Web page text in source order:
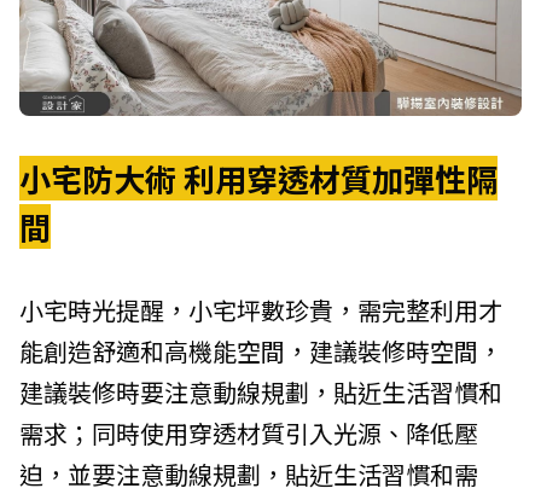
小宅防大術 利用穿透材質加彈性隔
間
小宅時光提醒，小宅坪數珍貴，需完整利用才
能創造舒適和高機能空間，建議裝修時空間，
建議裝修時要注意動線規劃，貼近生活習慣和
需求；同時使用穿透材質引入光源、降低壓
迫，並要注意動線規劃，貼近生活習慣和需